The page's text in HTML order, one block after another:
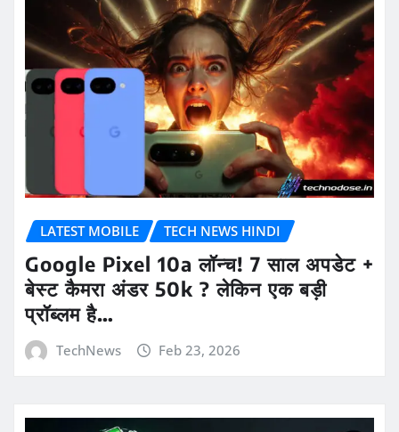
LATEST MOBILE TECH NEWS HINDI
Google Pixel 10a लॉन्च! 7 साल अपडेट +
बेस्ट कैमरा अंडर 50k ? लेकिन एक बड़ी
प्रॉब्लम है…
TechNews Feb 23, 2026